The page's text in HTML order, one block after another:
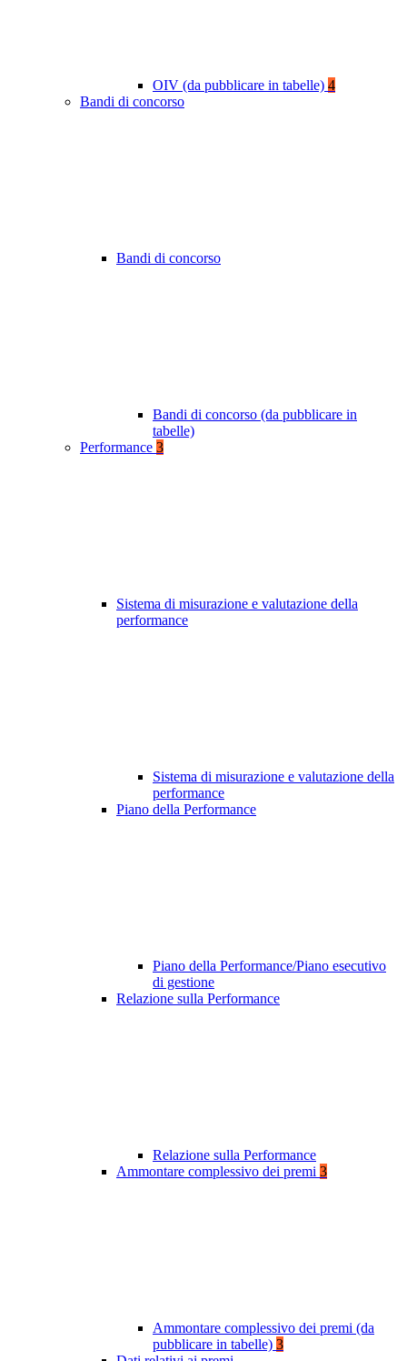
OIV (da pubblicare in tabelle) 4
Bandi di concorso
Bandi di concorso
Bandi di concorso (da pubblicare in
tabelle)
Performance 3
Sistema di misurazione e valutazione della
performance
Sistema di misurazione e valutazione della
performance
Piano della Performance
Piano della Performance/Piano esecutivo
di gestione
Relazione sulla Performance
Relazione sulla Performance
Ammontare complessivo dei premi 3
Ammontare complessivo dei premi (da
pubblicare in tabelle) 3